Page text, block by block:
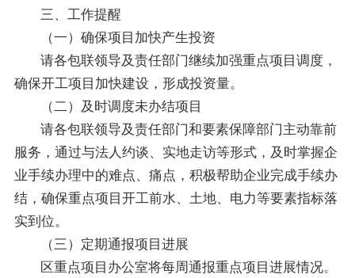
三、工作提醒
（一）确保项目加快产生投资
请各包联领导及责任部门继续加强重点项目调度，
确保开工项目加快建设，形成投资量。
（二）及时调度未办结项目
请各包联领导及责任部门和要素保障部门主动靠前
服务，通过与法人约谈、实地走访等形式，及时掌握企
业手续办理中的难点、痛点，积极帮助企业完成手续办
结，确保重点项目开工前水、土地、电力等要素指标落
实到位。
（三）定期通报项目进展
区重点项目办公室将每周通报重点项目进展情况。